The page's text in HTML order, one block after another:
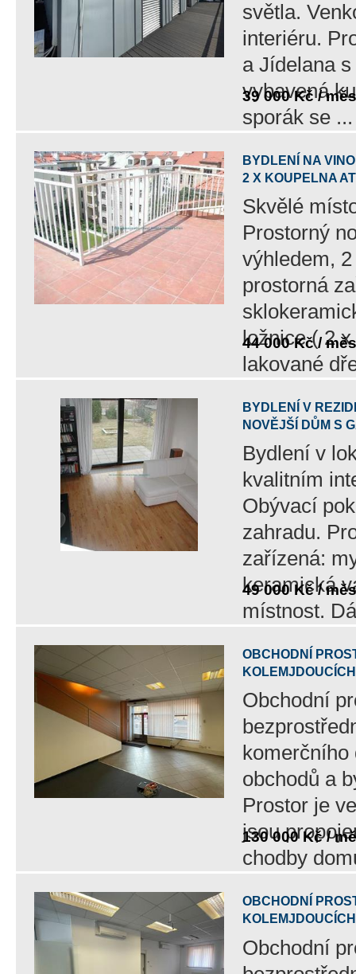
světla.
interiéru.
a Jídelana
vybavená
sporák se ...
39 000 Kč / měs
BYDLENÍ NA
2 X KOUPELNA
Skvělé
Prostorný
výhledem,
prostorná
ložnice ( 2
lakované
44 000 Kč / měs
BYDLENÍ V
NOVĚJŠÍ DŮM S
Bydlení v
kvalitním
Obývací
zahradu.
zařízená:
keramická
místnost.
49 000 Kč / měs
OBCHODNÍ
Obchodní
obchodů a
Prostor je
jsou
chodby
130 000 Kč /
OBCHODNÍ
Obchodní